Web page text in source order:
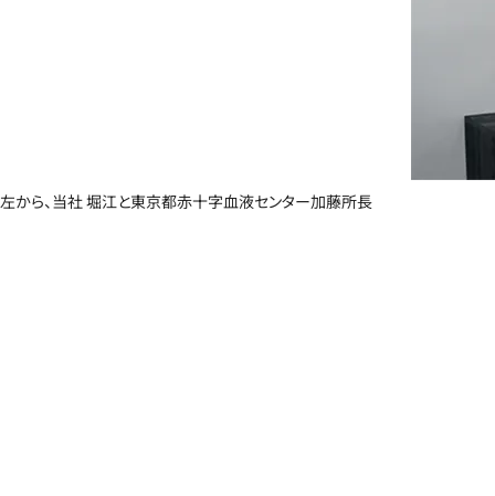
左から、当社 堀江と東京都赤十字血液センター加藤所長